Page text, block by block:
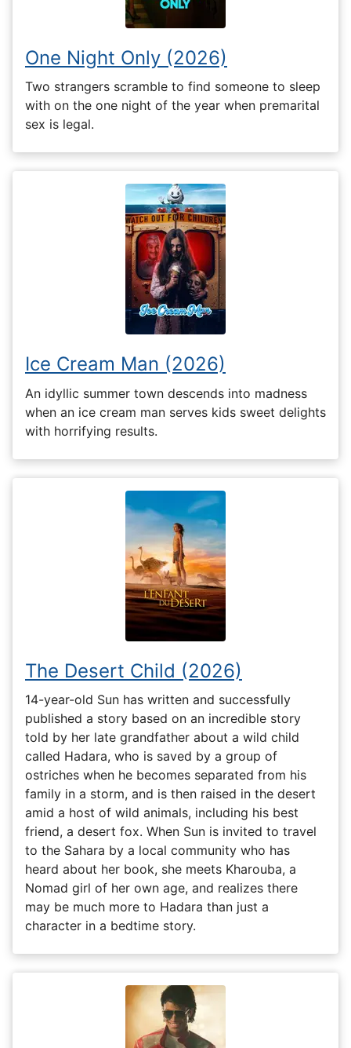
One Night Only (2026)
Two strangers scramble to find someone to sleep
with on the one night of the year when premarital
sex is legal.
Ice Cream Man (2026)
An idyllic summer town descends into madness
when an ice cream man serves kids sweet delights
with horrifying results.
The Desert Child (2026)
14-year-old Sun has written and successfully
published a story based on an incredible story
told by her late grandfather about a wild child
called Hadara, who is saved by a group of
ostriches when he becomes separated from his
family in a storm, and is then raised in the desert
amid a host of wild animals, including his best
friend, a desert fox. When Sun is invited to travel
to the Sahara by a local community who has
heard about her book, she meets Kharouba, a
Nomad girl of her own age, and realizes there
may be much more to Hadara than just a
character in a bedtime story.